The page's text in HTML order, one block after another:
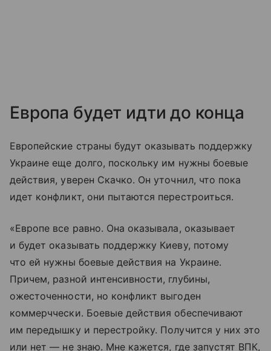
Европа будет идти до конца
Европейские страны будут оказывать поддержку
Украине еще долго, поскольку им нужны боевые
действия, уверен Скачко. Он уточнил, что пока
идет конфликт, они пытаются перестроиться.
«Европе все равно. Она оказывала, оказывает
и будет оказывать поддержку Киеву, потому
что ей нужны боевые действия на Украине.
Причем, разной интенсивности, глубины,
ожесточенности, но конфликт выгоден
коммерччески. Боевые действия обеспечивают
им передышку и перестройку. Получится у них это
или нет — не знаю. Мне кажется, где запустят ВПК,